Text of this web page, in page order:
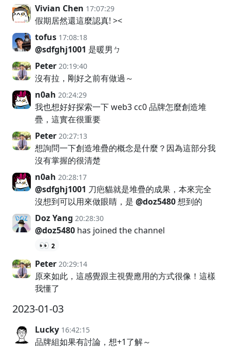
Vivian Chen 17:07:29
假期居然還這麼認真! ><
tofus 17:08:18
@sdfghj1001 是暖男ㄅ
Peter 20:19:40
沒有拉，剛好之前有做過～
n0ah 20:24:29
我也想好好探索一下 web3 cc0 品牌怎麼創造堆
疊，這實在很重要
Peter 20:27:13
想詢問一下創造堆疊的概念是什麼？因為這部分我
沒有掌握的很清楚
n0ah 20:28:17
@sdfghj1001 刀疤貓就是堆疊的成果，本來完全
沒想到可以用來做眼睛，是 @doz5480想到的
Doz Yang 20:28:30
@doz5480 has joined the channel
👀 2
Peter 20:29:14
原來如此，這感覺跟主視覺應用的方式很像！這樣
我懂了
2023-01-03
Lucky 16:42:15
品牌組如果有討論，想+1了解～